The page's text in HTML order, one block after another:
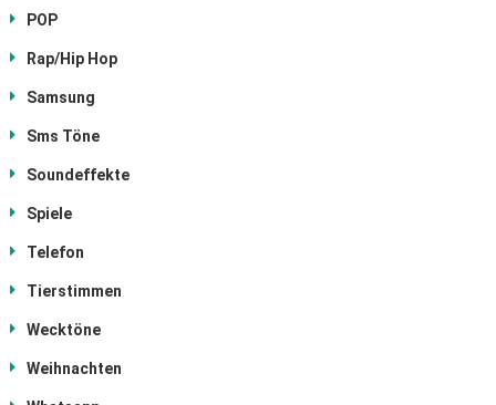
POP
Rap/Hip Hop
Samsung
Sms Töne
Soundeffekte
Spiele
Telefon
Tierstimmen
Wecktöne
Weihnachten